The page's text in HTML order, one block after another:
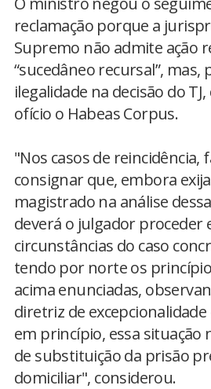
reclamação porque a
Supremo não admite ação
“sucedâneo recursal”, mas,
ilegalidade na decisão do
ofício o Habeas Corpus.
"Nos casos de reincidência,
consignar que, embora
magistrado na análise
deverá o julgador proceder
circunstâncias do caso
tendo por norte os
acima enunciadas,
diretriz de excepcionalidade
em princípio, essa situação
de substituição da prisão
domiciliar", considerou.